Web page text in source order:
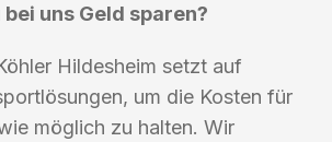
uns Geld sparen?
Hildesheim setzt auf
um die Kosten für
möglich zu halten. Wir